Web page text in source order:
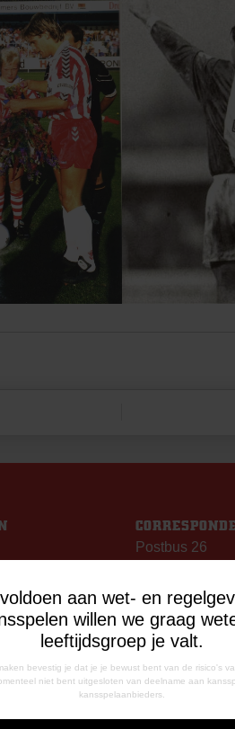
aan wet- en
willen we graag
leeftijdsgroep je valt.
bevestig je dat je je bewust bent van de risico's
niet bent uitgesloten van deelname aan
kansspelaanbieders.
uur
geopend
09.00 uur).
Postbus 26